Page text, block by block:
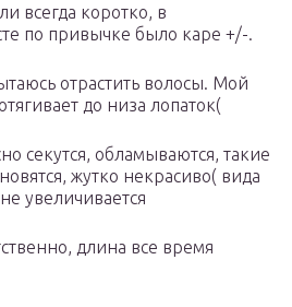
всегда коротко, в
по привычке было каре +/-.
отрастить волосы. Мой
до низа лопаток(
секутся, обламываются, такие
жутко некрасиво( вида
увеличивается
длина все время